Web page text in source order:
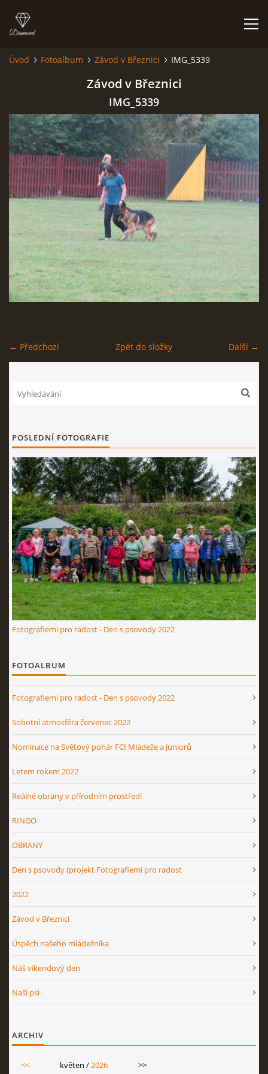
OV NO SVINAŘOV 2025
BONITACE SVINAŘOV 2025
BONITACE NO 16.11.2024
OV NO VE SVINAŘOVĚ 6/2024
UKÁZKY SPORTOVNÍHO A SLUŽEBNÍHO VÝCVIKU PSŮ
OHLÉDNUTÍ - FOTOGRAFIEMI PRO RADOST - DEN S
REÁLNÉ OBRANY V PŘÍRODNÍM PROSTŘEDÍ
OHLÉDNUTÍ - FOTOGRAFIEMI PRO RADOST - DEN S
PSOVODY 2021
FOTOALBUM
VIDEA
VEDENÍ KLUBU
ČLENOVÉ KLUBU
KONTAKTY
BONITACE 2026
Úvod Fotoalbum Závod v Březnici IMG_5339
Závod v Březnici
IMG_5339
← Předchozí Další →
Zpět do složky
POSLEDNÍ FOTOGRAFIE
Fotografiemi pro radost - Den s psovody 2022
FOTOALBUM
Fotografiemi pro radost - Den s psovody 2022
Sobotní atmosféra červenec 2022
Nominace na Světový pohár FCI Mládeže a Juniorů
Letem rokem 2022
Reálné obrany v přírodním prostředí
RINGO
OBRANY
Den s psovody (projekt Fotografiemi pro radost
2022
Závod v Březnici
Úspěch našeho mládežníka
Náš víkendový den
Naši psi
ARCHIV
<< květen /2026 >>